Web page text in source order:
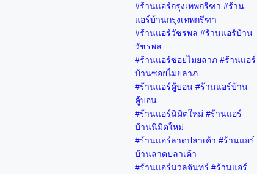
#ร้านแอร์กรุงเทพกรีฑา #ร้าน
แอร์บ้านกรุงเทพกรีฑา
#ร้านแอร์วัชรพล #ร้านแอร์บ้าน
วัชรพล
#ร้านแอร์ซอยไมยลาภ #ร้านแอร์
บ้านซอยไมยลาภ
#ร้านแอร์คู้บอน #ร้านแอร์บ้าน
คู้บอน
#ร้านแอร์นิมิตใหม่ #ร้านแอร์
บ้านนิมิตใหม่
#ร้านแอร์ลาดปลาเค้า #ร้านแอร์
บ้านลาดปลาเค้า
#ร้านแอร์นวลจันทร์ #ร้านแอร์